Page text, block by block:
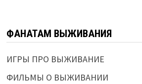
ФАНАТАМ ВЫЖИВАНИЯ
ИГРЫ ПРО ВЫЖИВАНИЕ
ФИЛЬМЫ О ВЫЖИВАНИИ